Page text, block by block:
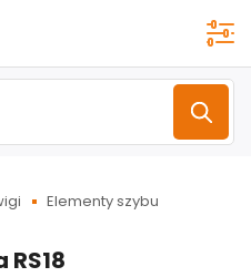
Elementy szybu